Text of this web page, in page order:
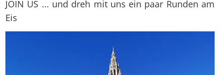
JOIN US ... und dreh mit uns ein paar Runden am
Eis